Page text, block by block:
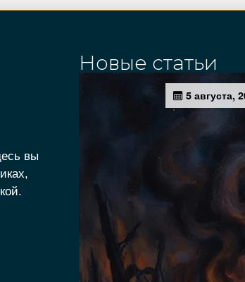
вы
Новые статьи